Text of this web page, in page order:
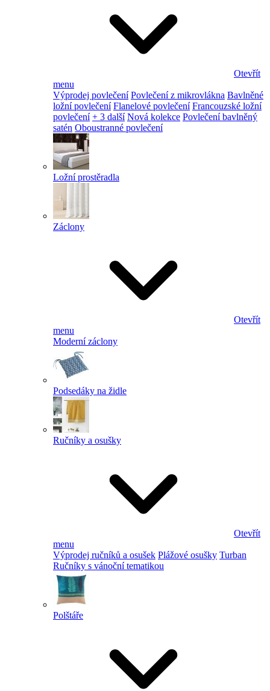
Otevřít
menu
Výprodej povlečení Povlečení z mikrovlákna Bavlněné
ložní povlečení Flanelové povlečení Francouzské ložní
povlečení + 3 další Nová kolekce Povlečení bavlněný
satén Oboustranné povlečení
Ložní prostěradla
Záclony
Otevřít
menu
Moderní záclony
Podsedáky na židle
Ručníky a osušky
Otevřít
menu
Výprodej ručníků a osušek Plážové osušky Turban
Ručníky s vánoční tematikou
Polštáře